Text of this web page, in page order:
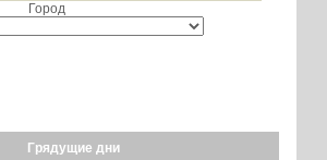
Город
Грядущие дни